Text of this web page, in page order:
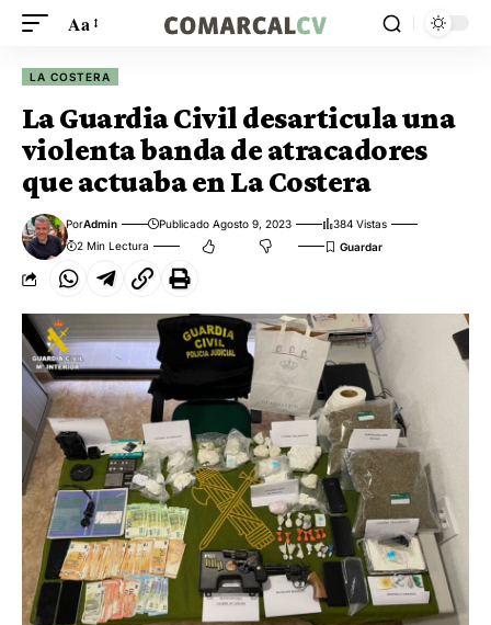
Aa
LA COSTERA
La Guardia Civil desarticula una
violenta banda de atracadores
que actuaba en La Costera
PorAdmin Publicado Agosto 9, 2023
384 Vistas
2 Min Lectura